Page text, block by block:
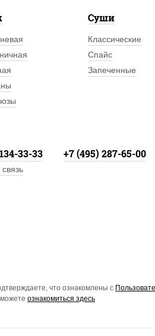
Суши
Классические
Спайс
Запеченные
33-33 +7 (495) 287-65-00
что ознакомлены с
ознакомиться здесь